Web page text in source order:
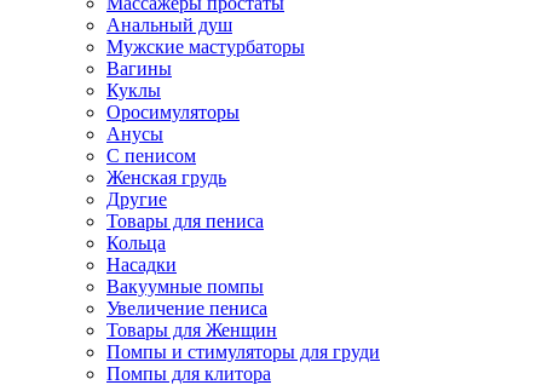
Анальный душ
Мужские мастурбаторы
Вагины
Куклы
Оросимуляторы
Анусы
С пенисом
Женская грудь
Другие
Товары для пениса
Кольца
Насадки
Вакуумные помпы
Увеличение пениса
Товары для Женщин
Помпы и стимуляторы для груди
Помпы для клитора